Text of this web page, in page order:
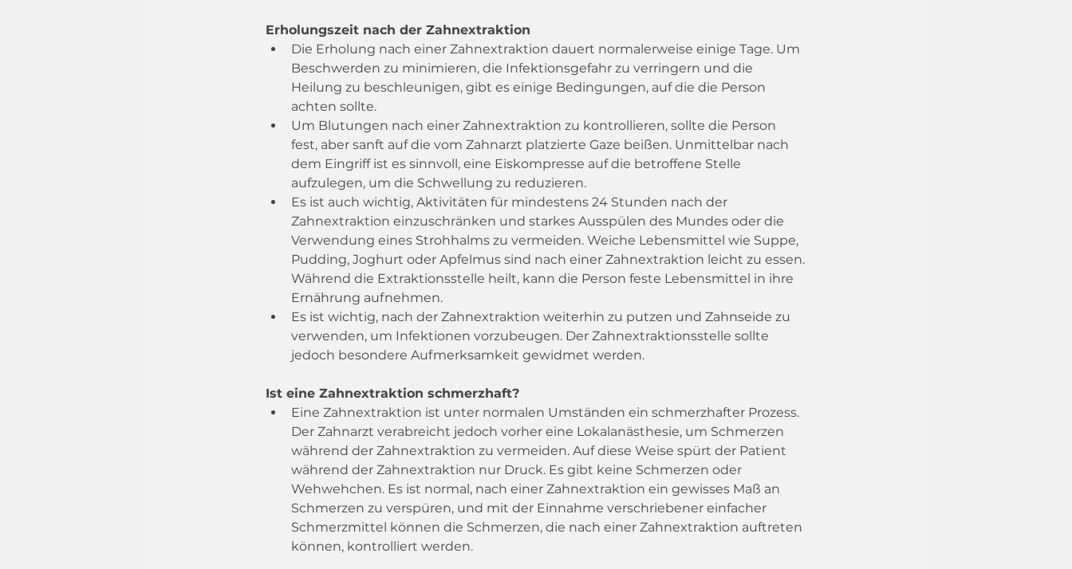
Erholungszeit nach der Zahnextraktion
Die Erholung nach einer Zahnextraktion dauert normalerweise einige Tage. Um
Beschwerden zu minimieren, die Infektionsgefahr zu verringern und die
Heilung zu beschleunigen, gibt es einige Bedingungen, auf die die Person
achten sollte.
Um Blutungen nach einer Zahnextraktion zu kontrollieren, sollte die Person
fest, aber sanft auf die vom Zahnarzt platzierte Gaze beißen. Unmittelbar nach
dem Eingriff ist es sinnvoll, eine Eiskompresse auf die betroffene Stelle
aufzulegen, um die Schwellung zu reduzieren.
Es ist auch wichtig, Aktivitäten für mindestens 24 Stunden nach der
Zahnextraktion einzuschränken und starkes Ausspülen des Mundes oder die
Verwendung eines Strohhalms zu vermeiden. Weiche Lebensmittel wie Suppe,
Pudding, Joghurt oder Apfelmus sind nach einer Zahnextraktion leicht zu essen.
Während die Extraktionsstelle heilt, kann die Person feste Lebensmittel in ihre
Ernährung aufnehmen.
Es ist wichtig, nach der Zahnextraktion weiterhin zu putzen und Zahnseide zu
verwenden, um Infektionen vorzubeugen. Der Zahnextraktionsstelle sollte
jedoch besondere Aufmerksamkeit gewidmet werden.
Ist eine Zahnextraktion schmerzhaft?
Eine Zahnextraktion ist unter normalen Umständen ein schmerzhafter Prozess.
Der Zahnarzt verabreicht jedoch vorher eine Lokalanästhesie, um Schmerzen
während der Zahnextraktion zu vermeiden. Auf diese Weise spürt der Patient
während der Zahnextraktion nur Druck. Es gibt keine Schmerzen oder
Wehwehchen. Es ist normal, nach einer Zahnextraktion ein gewisses Maß an
Schmerzen zu verspüren, und mit der Einnahme verschriebener einfacher
Schmerzmittel können die Schmerzen, die nach einer Zahnextraktion auftreten
können, kontrolliert werden.